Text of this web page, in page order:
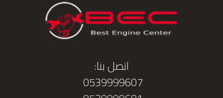
اتصل بنا:
0539999607